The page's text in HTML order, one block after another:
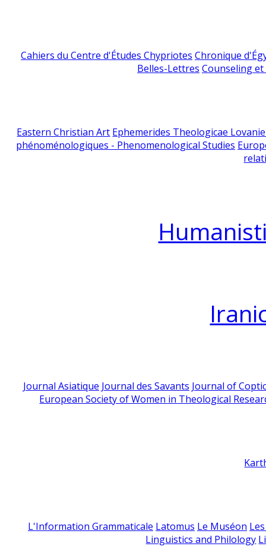
Cahiers du Centre d'Études Chypriotes Chronique
Belles-Lettres Counseling
Eastern Christian Art Ephemerides Theologicae
phénoménologiques - Phenomenological Studies
Journal Asiatique Journal des Savants Journal of
European Society of Women in Theological
L'Information Grammaticale Latomus Le Muséon
Linguistics and Philology